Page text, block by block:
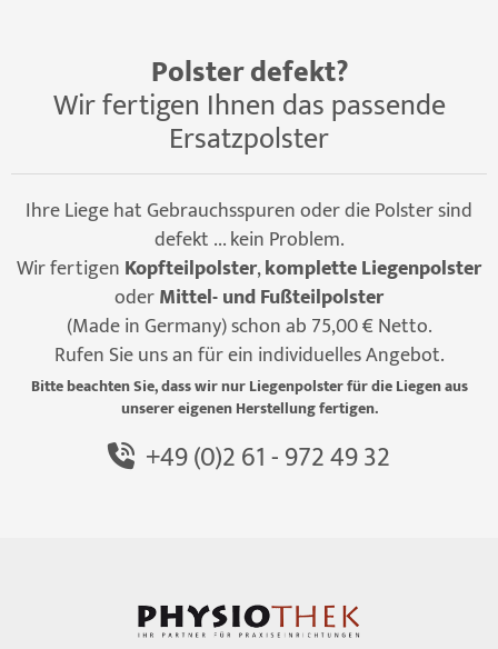
Polster defekt?
Wir fertigen Ihnen das passende
Ersatzpolster
Ihre Liege hat Gebrauchsspuren oder die Polster sind
defekt ... kein Problem.
Wir fertigen Kopfteilpolster,komplette Liegenpolster
oderMittel- und Fußteilpolster
(Made in Germany) schon ab 75,00 € Netto.
Rufen Sie uns an für ein individuelles Angebot.
Bitte beachten Sie, dass wir nur Liegenpolster für die Liegen aus
unserer eigenen Herstellung fertigen.
+49 (0)2 61 - 972 49 32